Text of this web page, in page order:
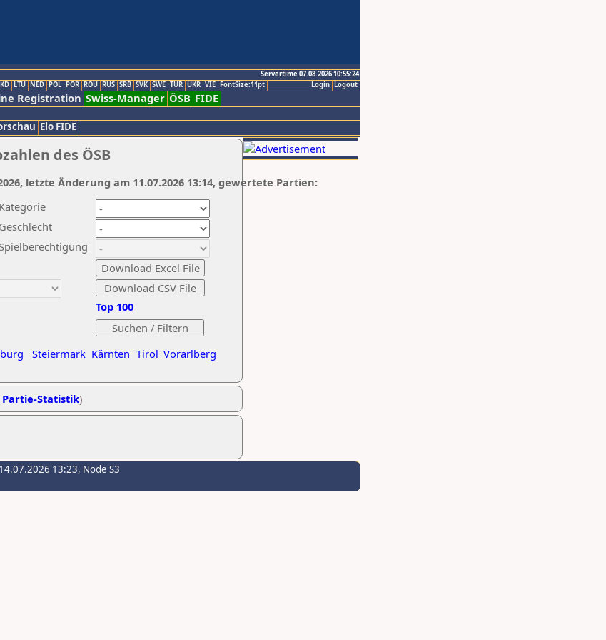
Servertime 07.08.2026 10:55:24
Logout
Login
LTU NED POL POR ROU RUS SRB SVK SWE TUR UKR VIE FontSize:11pt
Registration Swiss-Manager ÖSB FIDE
Elo FIDE
des ÖSB
Kategorie
Geschlecht
Spielberechtigung
Steiermark Kärnten Tirol Vorarlberg
Top 100
letzte Änderung am 11.07.2026 13:14, gewertete Partien:
Statistik)
13:23, Node S3